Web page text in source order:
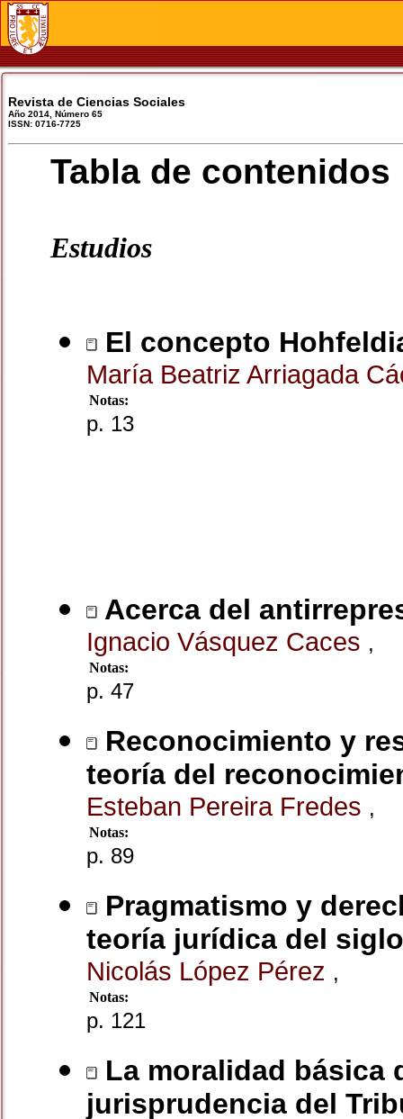
Revista de Ciencias Sociales
Año 2014, Número 65
ISSN: 0716-7725
Tabla de contenidos
Estudios
El concepto
María Beatriz Arriagada
Notas:
p. 13
Acerca del
Ignacio Vásquez Caces ,
Notas:
p. 47
Reconocimiento y
teoría del
Esteban Pereira Fredes ,
Notas:
p. 89
Pragmatismo y
teoría jurídica del
Nicolás López Pérez ,
Notas:
p. 121
La moralidad básica
jurisprudencia del